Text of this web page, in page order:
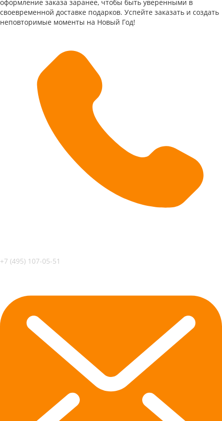
оформление заказа заранее, чтобы быть уверенными в
своевременной доставке подарков. Успейте заказать и создать
неповторимые моменты на Новый Год!
+7 (495) 107-05-51